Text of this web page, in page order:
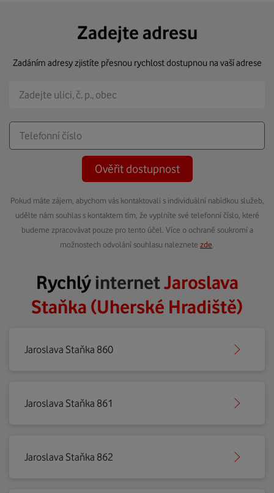
Zadejte adresu
Zadáním adresy zjistíte přesnou rychlost dostupnou na vaší adrese
Ověřit dostupnost
Pokud máte zájem, abychom vás kontaktovali s individuální nabídkou služeb,
udělte nám souhlas s kontaktem tím, že vyplníte své telefonní číslo, které
budeme zpracovávat pouze pro tento účel. Více o ochraně soukromí a
možnostech odvolání souhlasu naleznete zde
RychlýinternetJaroslava
Staňka (Uherské Hradiště)
Jaroslava Staňka 860
Jaroslava Staňka 861
Jaroslava Staňka 862